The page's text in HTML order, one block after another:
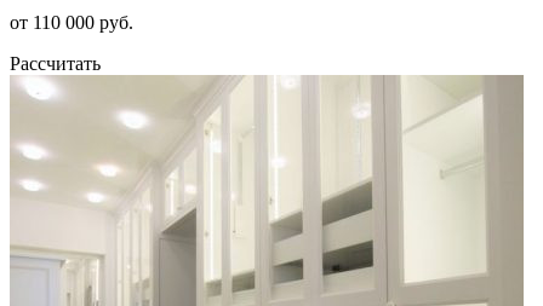
от 110 000 руб.
Рассчитать